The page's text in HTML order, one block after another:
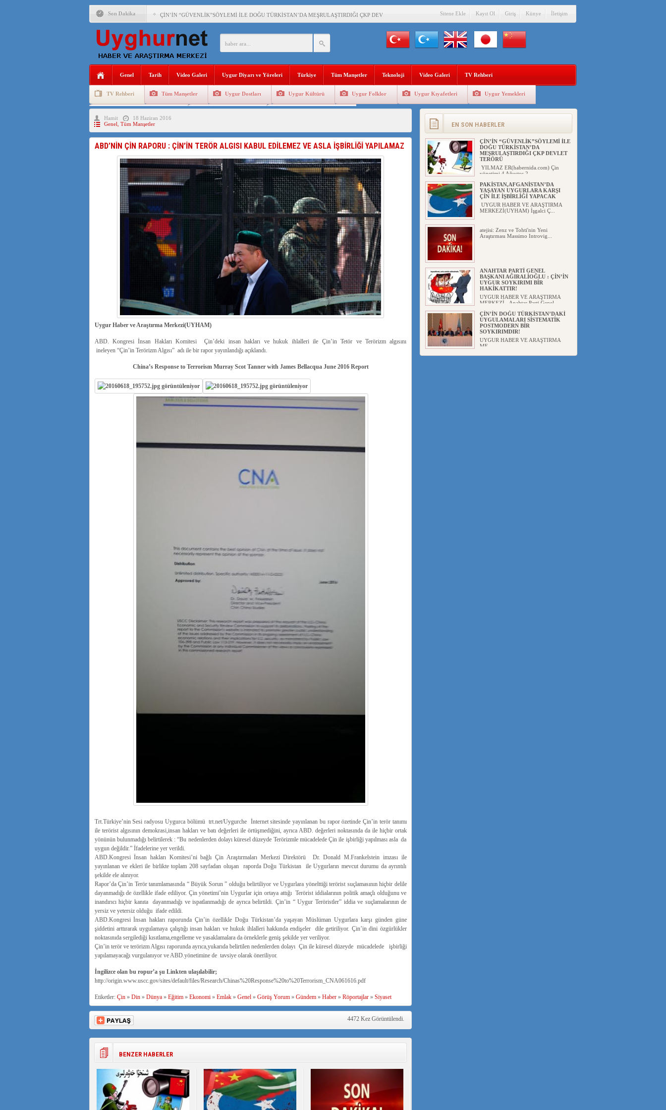
Son Dakika ÇİN’İN “GÜVENLİK”SÖYLEMİ İLE DOĞU TÜRKİSTAN’DA MEŞRULAŞTIRDIĞI ÇKP DEVLET TERÖRÜ
PAKİSTAN,AFGANİSTAN’DA YAŞAYAN UYGURLARA KARŞI ÇİN İLE İŞBİRLİĞİ YAPACAK
ANAHTAR PARTİ GENEL BAŞKANI AĞIRALİOĞLU : ÇİN’İN UYGUR SOYKIRIMI BİR HAKİKATTIR!
ÇİN’İN DOĞU TÜRKİSTAN’DAKİ UYGULAMALARI SİSTEMATİK POSTMODERN BİR SOYKIRIMDIR!
150 YILDIR KAYNAYAN YARAMIZ : ÇİN İŞGALİNDEKİ DOĞU TÜRKİSTAN
ÇİN’İN UYGUR POLİTİKALARINI ÖVEN DİYANET AKADEMİSİ BAŞKANI’NA TEPKİLER SÜRÜYOR
ÇİN’İN ANKARA BÜYÜKELÇİSİ JİANG’İN TRABZON ZİYARETİ
Sitene Ekle Kayıt Ol Giriş Künye İletişim
Genel Tarih Video Galeri Uygur Diyarı ve Yöreleri Türkiye Tüm Manşetler Teknoloji Video Galeri TV Rehberi
TV Rehberi Tüm Manşetler Uygur Dostları Uygur Kültürü Uygur Folklor Uygur Kıyafetleri Uygur Yemekleri
Uygurlarda Düğün ve Cenaze
Hamit
18 Haziran 2016
Genel Tüm Manşetler
ABD’NİN ÇİN RAPORU : ÇİN’İN TERÖR ALGISI KABUL EDİLEMEZ VE ASLA İŞBİRLİĞİ YAPILAMAZ
Uygur Haber ve Araştırma Merkezi(UYHAM)
ABD. Kongresi İnsan Hakları Komitesi Çin’deki insan hakları ve hukuk ihlalleri ile Çin’in Tetör ve Terörizm algısını
ineleyen “Çin’in Terörizm Algısı” adı ile bir rapor yayınlandığı açıklandı.
China’s Response to Terrorism Murray Scot Tanner with James Bellacqua June 2016 Report
Trt.Türkiye’nin Sesi radyosu Uygurca bölümü trt.net/Uygurche İnternet sitesinde yayınlanan bu rapor özetinde Çin’in terör tanımı
ile terörist algısının demokrasi,insan hakları ve batı değerleri ile örtüşmediğini, ayrıca ABD. değerleri noktasında da ile hiçbir ortak
yönünün bulunmadığı belirtilerek : “Bu nedenlerden dolayı küresel düzeyde Terörizmle mücadelede Çin ile işbirliği yapılması asla da
uygun değildir.” İfadelerine yer verildi.
ABD.Kongresi İnsan hakları Komitesi’ni bağlı Çin Araştırmaları Merkezi Direktörü Dr. Donald M.Frankelstein imzası ile
yayınlanan ve ekleri ile birlikte toplam 208 sayfadan oluşan raporda Doğu Türkistan ile Uygurların mevcut durumu da ayrıntılı
şekilde ele alınıyor.
Rapor’da Çin’in Terör tanımlamasında “ Büyük Sorun ” olduğu belirtiliyor ve Uygurlara yönelttiği terörist suçlamasının hiçbir delile
dayanmadığı de özellikle ifade ediliyor. Çin yönetimi’nin Uygurlar için ortaya attığı Terörist iddialarının politik amaçlı olduğunu ve
inandırıcı hiçbir kanıta dayanmadığı ve ispatlanmadığı de ayrıca belirtildi. Çin’in “ Uygur Teröristler” iddia ve suçlamalarının de
yersiz ve yetersiz olduğu ifade edildi.
ABD.Kongresi İnsan hakları raporunda Çin’in özellikle Doğu Türkistan’da yaşayan Müslüman Uygurlara karşı günden güne
şiddetini arttırarak uygulamaya çalıştığı insan hakları ve hukuk ihlalleri hakkında endişeler dile getiriliyor. Çin’in dini özgürlükler
noktasınıda sergilediği kısıtlama,engelleme ve yasaklamalara da örneklerle geniş şekilde yer veriliyor.
Çin’in terör ve terörizm Algısı raporunda ayrıca,yukarıda belirtilen nedenlerden dolayı Çin ile küresel düzeyde mücadelede işbirliği
yapılamayacağı vurgulanıyor ve ABD.yönetimine de tavsiye olarak öneriliyor.
İngilizce olan bu ropur’a şu Linkten ulaşılabilir;
http://origin.www.uscc.gov/sites/default/files/Research/Chinas%20Response%20to%20Terrorism_CNA061616.pdf
Etiketler: Çin» Din» Dünya» Eğitim» Ekonomi» Emlak» Genel» Görüş Yorum» Gündem» Haber» Röportajlar» Siyaset
4472 Kez Görüntülendi.
BENZER HABERLER
EN SON HABERLER
ÇİN’İN “GÜVENLİK”SÖYLEMİ İLE
DOĞU TÜRKİSTAN’DA
MEŞRULAŞTIRDIĞI ÇKP DEVLET
TERÖRÜ
YILMAZ ER(habernida.com) Çin
yönetimi 4 Ağustos 2...
PAKİSTAN,AFGANİSTAN’DA
YAŞAYAN UYGURLARA KARŞI
ÇİN İLE İŞBİRLİĞİ YAPACAK
UYGUR HABER VE ARAŞTIRMA
MERKEZİ(UYHAM) İşgalci Ç...
atejisi: Zenz ve Tohti'nin Yeni
Araştırması Massimo Introvig...
ANAHTAR PARTİ GENEL
BAŞKANI AĞIRALİOĞLU : ÇİN’İN
UYGUR SOYKIRIMI BİR
HAKİKATTIR!
UYGUR HABER VE ARAŞTIRMA
MERKEZİ Anahtar Parti Genel
ÇİN’İN DOĞU TÜRKİSTAN’DAKİ
UYGULAMALARI SİSTEMATİK
POSTMODERN BİR
SOYKIRIMDIR!
UYGUR HABER VE ARAŞTIRMA
ME...
DİYANET AKADEMİSİ BAŞKANI